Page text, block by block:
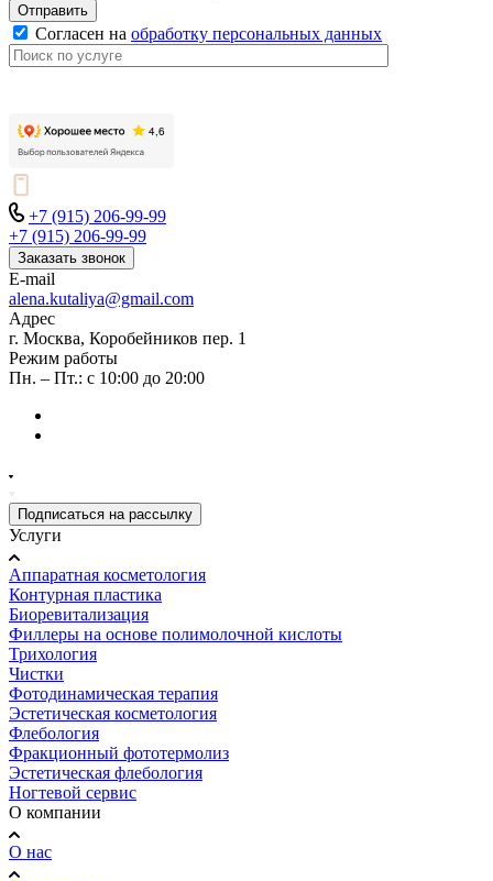
Отправить
Согласен на обработку персональных данных
+7 (915) 206-99-99
+7 (915) 206-99-99
Заказать звонок
E-mail
alena.kutaliya@gmail.com
Адрес
г. Москва, Коробейников пер. 1
Режим работы
Пн. – Пт.: с 10:00 до 20:00
Подписаться на рассылку
Услуги
Аппаратная косметология
Контурная пластика
Биоревитализация
Филлеры на основе полимолочной кислоты
Трихология
Чистки
Фотодинамическая терапия
Эстетическая косметология
Флебология
Фракционный фототермолиз
Эстетическая флебология
Ногтевой сервис
О компании
О нас